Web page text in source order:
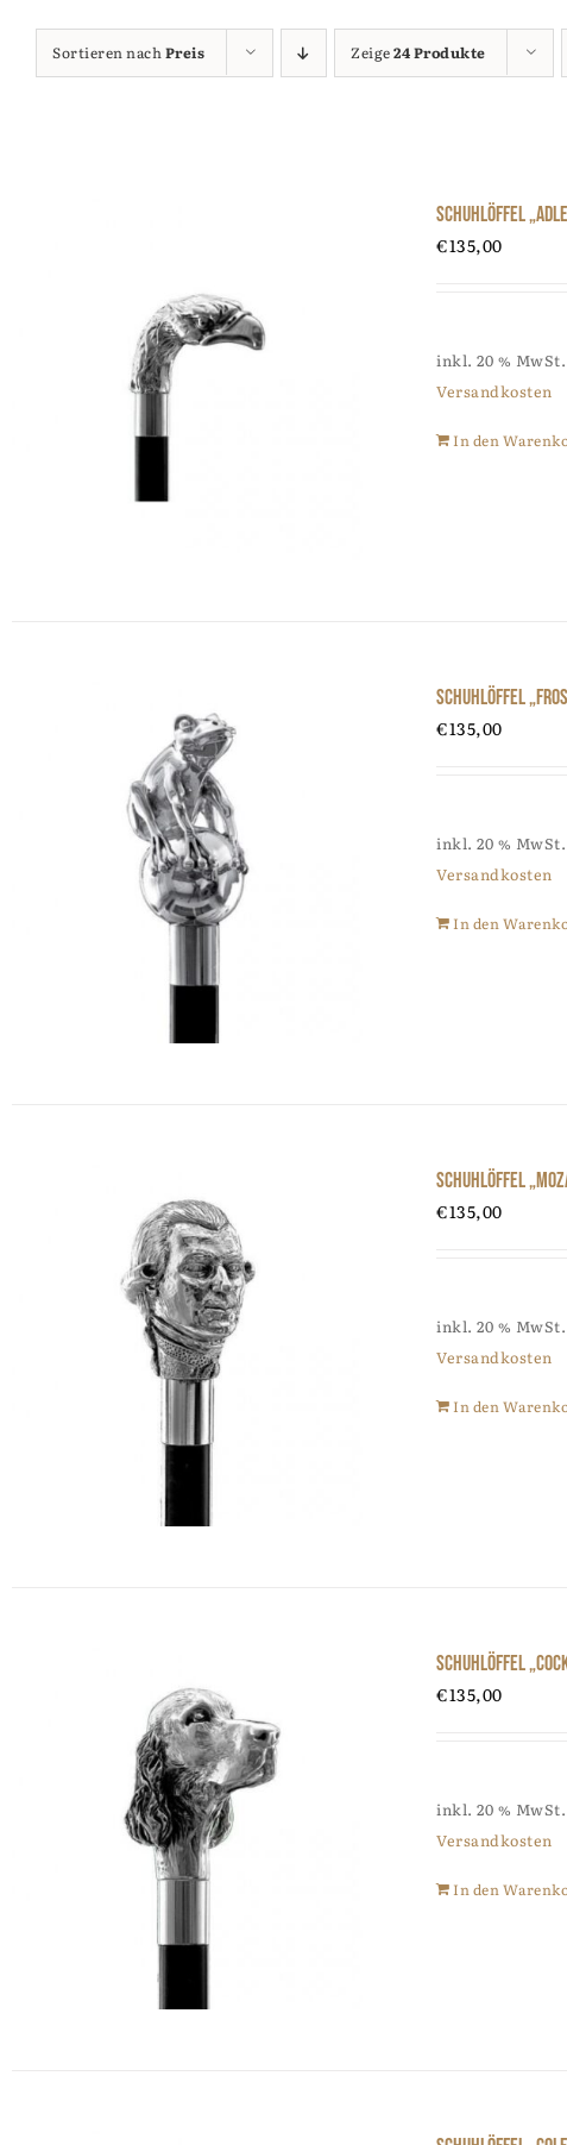
Sortieren nachPreis Zeige24 Produkte
Schuhlöffel
€135,00
inkl. 20 % MwSt.
Versandkosten
In den
Schuhlöffel
€135,00
inkl. 20 % MwSt.
Versandkosten
In den
Schuhlöffel
€135,00
inkl. 20 % MwSt.
Versandkosten
In den
Schuhlöffel
€135,00
inkl. 20 % MwSt.
Versandkosten
In den